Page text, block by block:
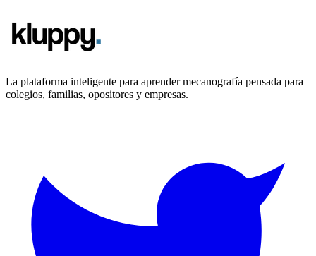
La plataforma inteligente para aprender mecanografía pensada para
colegios, familias, opositores y empresas.